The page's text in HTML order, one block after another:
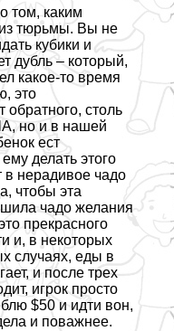
том, каким
тюрьмы. Вы не
кубики и
дубль – который,
какое-то время
это
обратного, столь
но и в нашей
ест
делать этого
в нерадивое чадо
чтобы эта
чадо желания
прекрасного
и, в некоторых
случаях, еды в
и после трех
игрок просто
$50 и идти вон,
и поважнее.